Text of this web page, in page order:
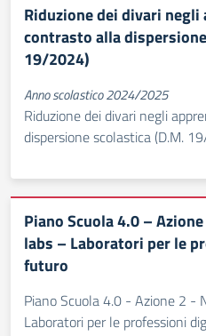
Riduzione dei divari
contrasto alla
19/2024)
Anno scolastico 2024/2025
Riduzione dei divari negli
dispersione scolastica (D.M.
Piano Scuola 4.0 –
labs – Laboratori per le
futuro
Piano Scuola 4.0 - Azione 2 -
Laboratori per le professioni